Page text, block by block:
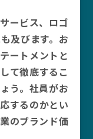
ービス、ロゴ
及びます。お
ートメントと
て徹底するこ
う。社員がお
するのかとい
のブランド価